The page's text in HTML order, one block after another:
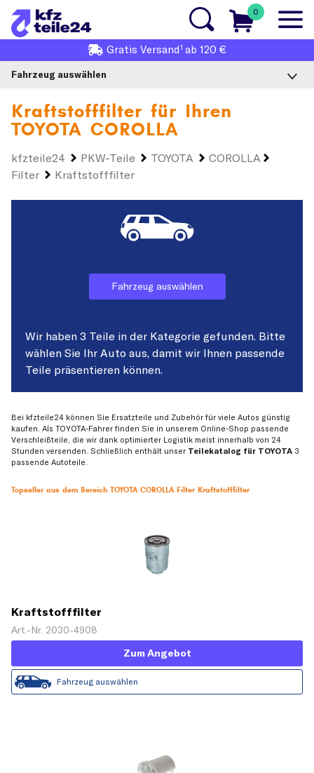
0
Gratis Versand1 ab 120 €
Fahrzeug auswählen
Kraftstofffilter für Ihren
TOYOTA COROLLA
kfzteile24 PKW-Teile TOYOTA
COROLLA
Filter
Kraftstofffilter
Fahrzeug auswählen
Wir haben 3 Teile in der Kategorie gefunden. Bitte
wählen Sie Ihr Auto aus, damit wir Ihnen passende
Teile präsentieren können.
Bei kfzteile24 können Sie Ersatzteile und Zubehör für viele Autos günstig
kaufen. Als TOYOTA-Fahrer finden Sie in unserem Online-Shop passende
Verschleißteile, die wir dank optimierter Logistik meist innerhalb von 24
Stunden versenden. Schließlich enthält unser Teilekatalog für TOYOTA 3
passende Autoteile.
Topseller aus dem Bereich TOYOTA COROLLA Filter Kraftstofffilter
Kraftstofffilter
Art.-Nr. 2030-4908
Zum Angebot
Fahrzeug auswählen